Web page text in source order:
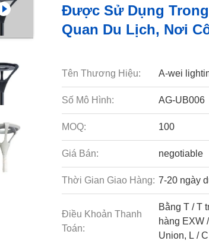
Được Sử Dụng
Quan Du Lịch, Nơi
Tên Thương Hiệu: A-wei
Số Mô Hình: AG-UB006
MOQ: 100
Giá Bán: negotiable
Thời Gian Giao Hàng: 7-20 ngày
Điều Khoản Thanh
Toán:
Bằng T / T
hàng EXW
Union, L / C